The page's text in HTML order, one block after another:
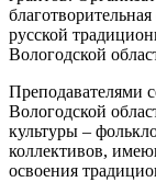
русской
Вологодской
Преподавателями
Вологодской
культуры –
коллективов,
освоения